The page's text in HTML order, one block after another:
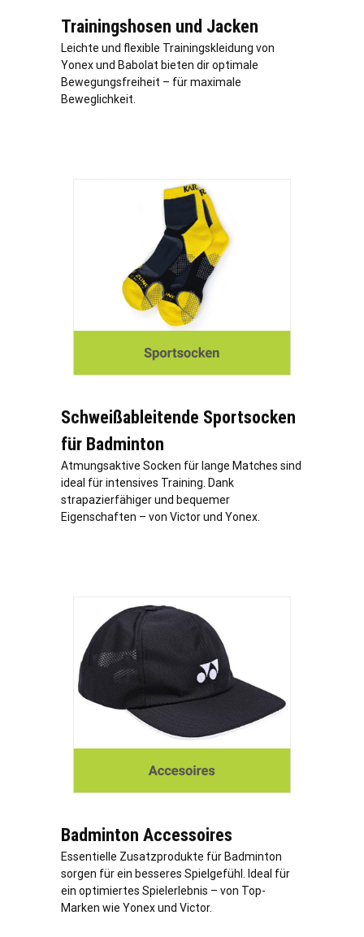
Trainingshosen und Jacken
Leichte und flexible Trainingskleidung von
Yonex und Babolat bieten dir optimale
Bewegungsfreiheit – für maximale
Beweglichkeit.
Schweißableitende Sportsocken
für Badminton
Atmungsaktive Socken für lange Matches sind
ideal für intensives Training. Dank
strapazierfähiger und bequemer
Eigenschaften – von Victor und Yonex.
Badminton Accessoires
Essentielle Zusatzprodukte für Badminton
sorgen für ein besseres Spielgefühl. Ideal für
ein optimiertes Spielerlebnis – von Top-
Marken wie Yonex und Victor.